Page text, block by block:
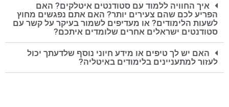
איך החוויה ללמוד עם סטודנטים איטלקים? האם
הפריע לכם שהם צעירים יותר? האם אתם נפגשים מחוץ
לשעות הלימודים? או מעדיפים לשמור בעיקר על קשר עם
סטודנטים ישראלים אחרים שלומדים איתכם?
האם יש לך טיפים או מידע חיוני נוסף שלדעתך יכול
לעזור למתעניינים בלימודים באיטליה?